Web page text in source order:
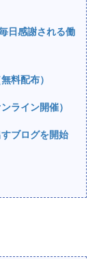
日感謝される働
料配布）
ライン開催）
ブログを開始